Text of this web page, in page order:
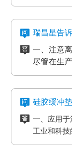
工艺。
粘胶以及
外，因其
时，能够
四、防静
在信息时代
的影响，
磁效应和
件、仪表
电积累产
因此防静电
件
3、各种多
5、PCB/
6、光电模
PET离型膜
如普通模切
力稳定。
光电行业
要求。
高分子材料
瑞昌星告
一、注意
尽管在生
材，但是
的离型膜
重。
尽管每个
异，但总
所以要想
牌的产品
都相同的
三、看使
购买离型
需求。质
硅胶缓冲
一、应用于
工业和科
产。在汽